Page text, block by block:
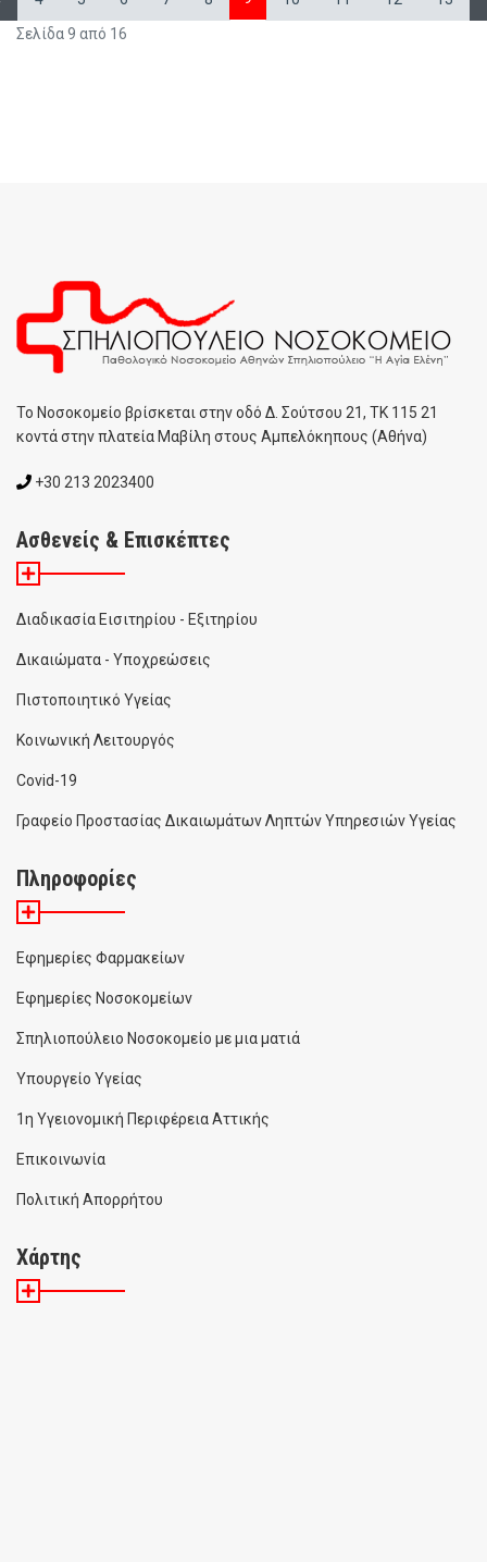
Σελίδα 9 από 16
To Noσοκομείο βρίσκεται στην οδό Δ. Σούτσου 21, ΤΚ 115 21
κοντά στην πλατεία Μαβίλη στους Αμπελόκηπους (Αθήνα)
+30 213 2023400
Ασθενείς & Επισκέπτες
Διαδικασία Εισιτηρίου - Εξιτηρίου
Δικαιώματα - Υποχρεώσεις
Πιστοποιητικό Υγείας
Κοινωνική Λειτουργός
Covid-19
Γραφείο Προστασίας Δικαιωμάτων Ληπτών Υπηρεσιών Υγείας
Πληροφορίες
Εφημερίες Φαρμακείων
Εφημερίες Νοσοκομείων
Σπηλιοπούλειο Νοσοκομείο με μια ματιά
Υπουργείο Υγείας
1η Υγειονομική Περιφέρεια Αττικής
Επικοινωνία
Πολιτική Απορρήτου
Χάρτης